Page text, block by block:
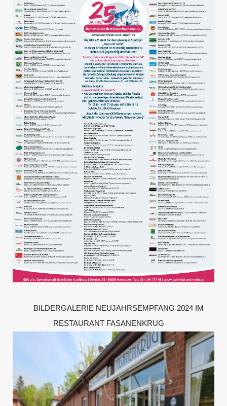
BILDERGALERIE NEUJAHRSEMPFANG 2024 IM
RESTAURANT FASANENKRUG